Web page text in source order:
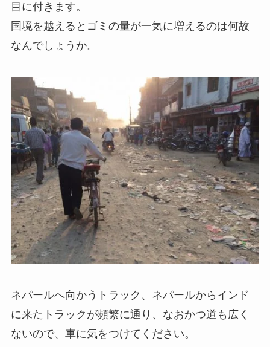
目に付きます。
国境を越えるとゴミの量が一気に増えるのは何故
なんでしょうか。
ネパールへ向かうトラック、ネパールからインド
に来たトラックが頻繁に通り、なおかつ道も広く
ないので、車に気をつけてください。